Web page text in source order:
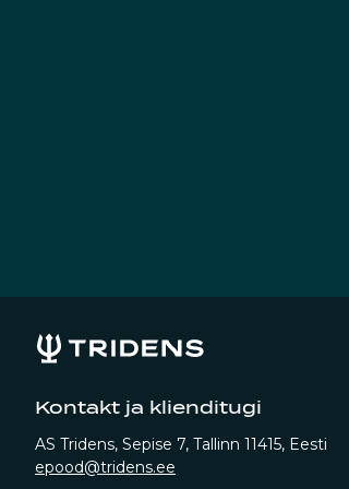
Kontakt ja klienditugi
AS Tridens, Sepise 7, Tallinn 11415, Eesti
epood@tridens.ee